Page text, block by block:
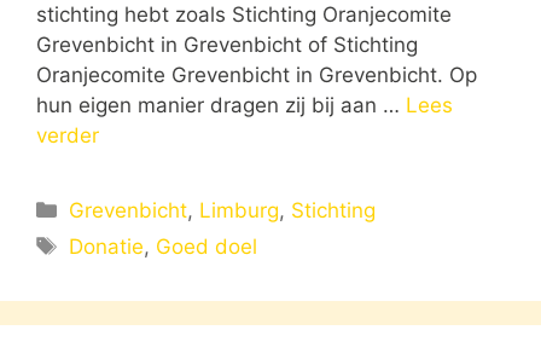
stichting hebt zoals Stichting Oranjecomite
Grevenbicht in Grevenbicht of Stichting
Oranjecomite Grevenbicht in Grevenbicht. Op
hun eigen manier dragen zij bij aan … Lees
verder
Categorieën
Grevenbicht, Limburg, Stichting
Tags
Donatie, Goed doel